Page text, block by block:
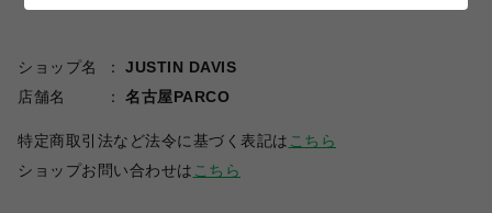
ショップ名
JUSTIN DAVIS
店舗名
名古屋PARCO
特定商取引法など法令に基づく表記は こちら
ショップお問い合わせは こちら